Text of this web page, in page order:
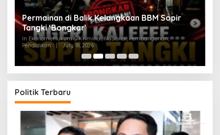
Permainan di Balik Kelangkaan BBM Sopir
Tangki ‘Bongkar’
In Ekonomi, Hukum & Kriminal, Nasional, Pembangunan,
Pendidikan
July 18, 2026
Politik Terbaru